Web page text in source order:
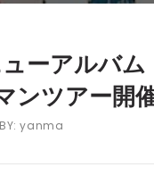
ーアルバ
ンツアー開
yanma